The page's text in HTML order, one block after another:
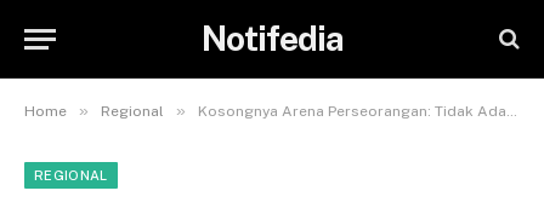
Notifedia
Home » Regional » Kosongnya Arena Perseorangan: Tidak Ada Calon Calon Perseorangan yang Memenuhi Syarat Dukungan di Pemilihan Walikota Parepare 2024
REGIONAL